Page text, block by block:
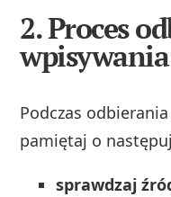
2. Proces
Podczas
pamiętaj o
sprawdzaj